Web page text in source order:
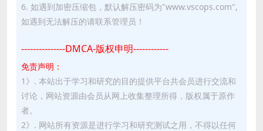
6. 如遇到加密压缩包，默认解压密码为"www.vscops.com",
如遇到无法解压的请联系管理员！
---------------DMCA-版权申明------------
免责声明：
1》. 本站出于学习和研究的目的提供平台共会员进行交流和
讨论，网站资源由会员从网上收集整理所得，版权属于原作
者。
2》. 网站所有资源是进行学习和研究测试之用，不得以任何